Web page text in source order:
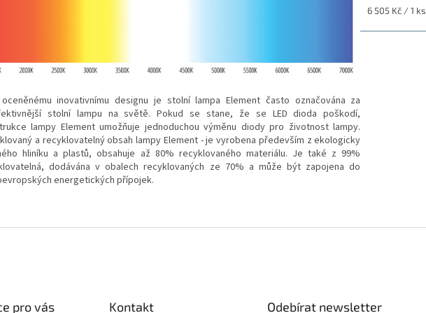
inovativnímu designu je stolní lampa Element často označována za
stolní lampu na světě. Pokud se stane, že se LED dioda poškodí,
lampy Element umožňuje jednoduchou výměnu diody pro životnost lampy.
a recyklovatelný obsah lampy Element - je vyrobena především z ekologicky
hliníku a plastů, obsahuje až 80% recyklovaného materiálu. Je také z 99%
dodávána v obalech recyklovaných ze 70% a může být zapojena do
energetických přípojek.
Měrná
6 505 Kč / 1 ks
pro vás Kontakt Odebírat newsletter